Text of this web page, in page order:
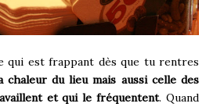
qui est frappant dès que tu rentres
chaleur du lieu mais aussi celle des
et qui le fréquentent. Quand